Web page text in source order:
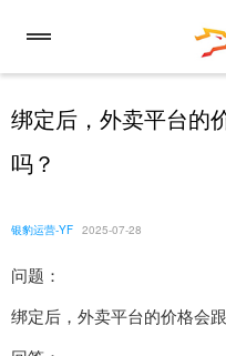
绑定后，外卖平台的
吗？
银豹运营-YF 2025-07-28
问题：
绑定后，外卖平台的价格会